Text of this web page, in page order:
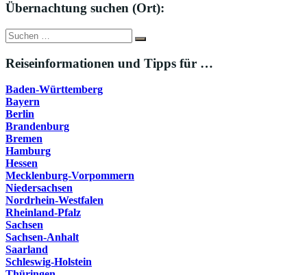
Übernachtung suchen (Ort):
Suche
nach:
Suchen
Reiseinformationen und Tipps für …
Baden-Württemberg
Bayern
Berlin
Brandenburg
Bremen
Hamburg
Hessen
Mecklenburg-Vorpommern
Niedersachsen
Nordrhein-Westfalen
Rheinland-Pfalz
Sachsen
Sachsen-Anhalt
Saarland
Schleswig-Holstein